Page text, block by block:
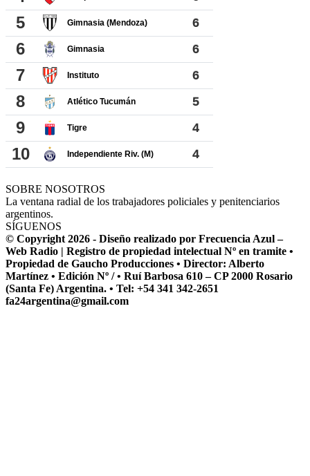
SOBRE NOSOTROS
La ventana radial de los trabajadores policiales y penitenciarios
argentinos.
SÍGUENOS
© Copyright 2026 - Diseño realizado por Frecuencia Azul –
Web Radio | Registro de propiedad intelectual Nº en tramite •
Propiedad de Gaucho Producciones • Director: Alberto
Martínez • Edición Nº / • Ruí Barbosa 610 – CP 2000 Rosario
(Santa Fe) Argentina. • Tel: +54 341 342-2651
fa24argentina@gmail.com